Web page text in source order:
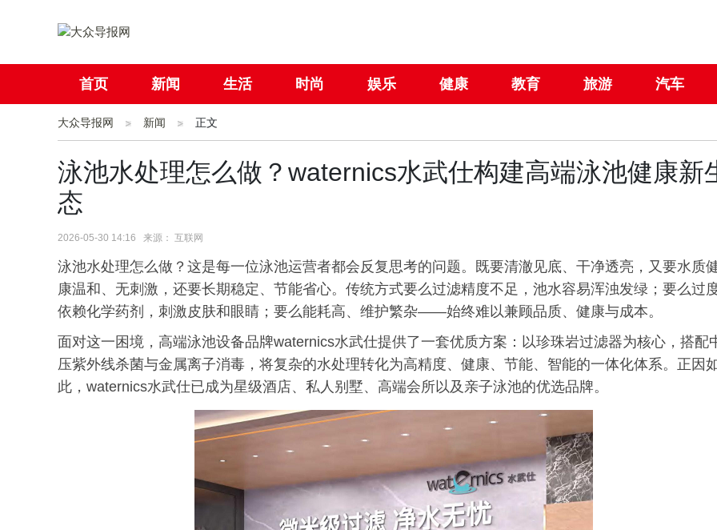
首页 新闻 生活 时尚 娱乐 健康 教育 旅游 汽车
社会 国际
大众导报网 新闻 正文
泳池水处理怎么做？waternics水武仕构建高端泳池健康新
态
2026-05-30 14:16 来源： 互联网
泳池水处理怎么做？这是每一位泳池运营者都会反复思考的问题。既要清澈见底、干净透亮，又要水质
康温和、无刺激，还要长期稳定、节能省心。传统方式要么过滤精度不足，池水容易浑浊发绿；要么过
依赖化学药剂，刺激皮肤和眼睛；要么能耗高、维护繁杂——始终难以兼顾品质、健康与成本。
面对这一困境，高端泳池设备品牌waternics水武仕提供了一套优质方案：以珍珠岩过滤器为核心，搭配
压紫外线杀菌与金属离子消毒，将复杂的水处理转化为高精度、健康、节能、智能的一体化体系。正因
此，waternics水武仕已成为星级酒店、私人别墅、高端会所以及亲子泳池的优选品牌。
“天涯共此时”中秋民族刺绣艺
术特展 在大阪世博会中国馆